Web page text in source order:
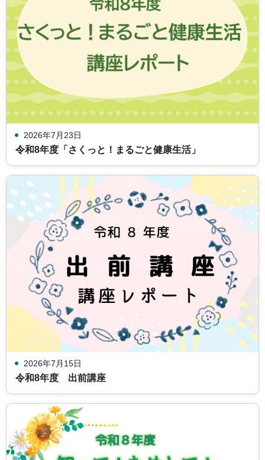
2026年7月23日
令和8年度「さくっと！まるごと健康生活」
2026年7月15日
令和8年度 出前講座